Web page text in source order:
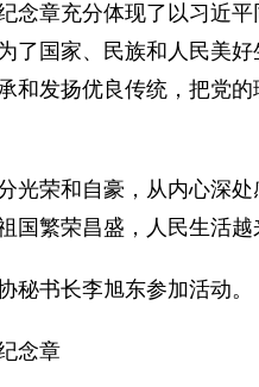
章充分体现了以习近平
了国家、民族和人民美
和发扬优良传统，把党
荣和自豪，从内心深处
繁荣昌盛，人民生活越
书长李旭东参加活动。
念章